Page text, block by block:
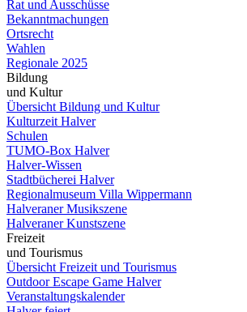
Rat und Ausschüsse
Bekanntmachungen
Ortsrecht
Wahlen
Regionale 2025
Bildung
und Kultur
Übersicht Bildung und Kultur
Kulturzeit Halver
Schulen
TUMO-Box Halver
Halver-Wissen
Stadtbücherei Halver
Regionalmuseum Villa Wippermann
Halveraner Musikszene
Halveraner Kunstszene
Freizeit
und Tourismus
Übersicht Freizeit und Tourismus
Outdoor Escape Game Halver
Veranstaltungskalender